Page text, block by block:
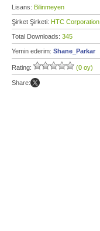
Lisans: Bilinmeyen
Şirket Şirketi: HTC Corporation
Total Downloads: 345
Yemin ederim: Shane_Parkar
Rating: (0 oy)
Share: